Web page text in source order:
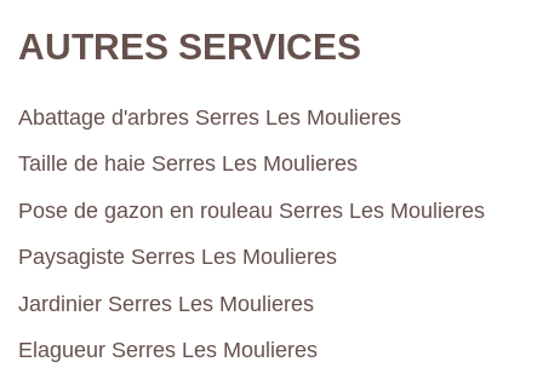
AUTRES SERVICES
Abattage d'arbres Serres Les Moulieres
Taille de haie Serres Les Moulieres
Pose de gazon en rouleau Serres Les Moulieres
Paysagiste Serres Les Moulieres
Jardinier Serres Les Moulieres
Elagueur Serres Les Moulieres